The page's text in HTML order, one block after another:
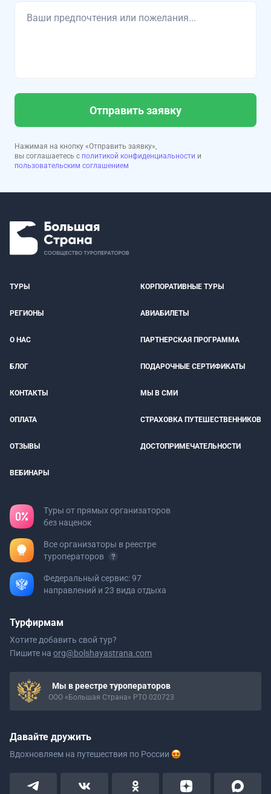
Отправить заявку
Нажимая на кнопку «Отправить заявку»,
вы соглашаетесь с политикой конфиденциальности и
пользовательским соглашением
ТУРЫ КОРПОРАТИВНЫЕ ТУРЫ
РЕГИОНЫ АВИАБИЛЕТЫ
О НАС ПАРТНЕРСКАЯ ПРОГРАММА
БЛОГ ПОДАРОЧНЫЕ СЕРТИФИКАТЫ
КОНТАКТЫ МЫ В СМИ
ОПЛАТА СТРАХОВКА ПУТЕШЕСТВЕННИКОВ
ОТЗЫВЫ ДОСТОПРИМЕЧАТЕЛЬНОСТИ
ВЕБИНАРЫ
Туры от прямых организаторов
без наценок
Все организаторы в реестре
туроператоров
Федеральный сервис: 97
направлений и 23 вида отдыха
Турфирмам
Хотите добавить свой тур?
Пишите на org@bolshayastrana.com
Мы в реестре туроператоров
ООО «Большая Страна» РТО 020723
Давайте дружить
Вдохновляем на путешествия по России